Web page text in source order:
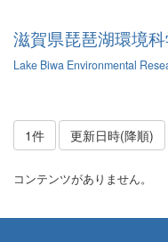
滋賀県琵琶湖環境
Lake Biwa Environmental
1件 更新日時(降順)
コンテンツがありません。